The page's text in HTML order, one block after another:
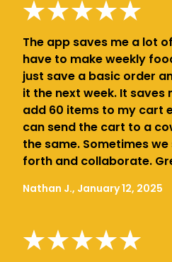
The app saves me a lot
have to make weekly
just save a basic order
it the next week. It
add 60 items to my cart
can send the cart to a
the same. Sometimes
forth and collaborate.
Nathan J., January 12, 2025